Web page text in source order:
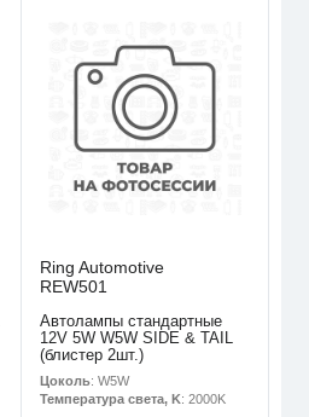
Ring Automotive
REW501
Автолампы стандартные
12V 5W W5W SIDE & TAIL
(блистер 2шт.)
Цоколь: W5W
Температура света, K: 2000K